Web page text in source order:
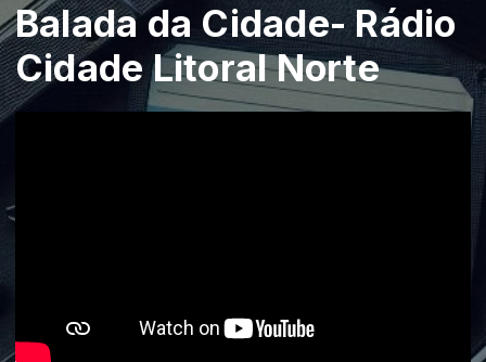
Balada da Cidade- Rádio
Cidade Litoral Norte